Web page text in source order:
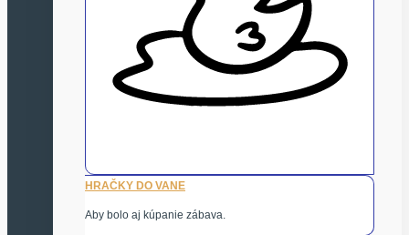
HRAČKY DO VANE
Aby bolo aj kúpanie zábava.